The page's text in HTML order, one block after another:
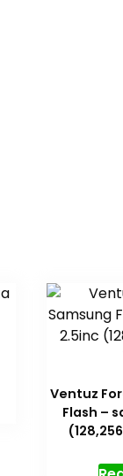
Ventuz
Flash –